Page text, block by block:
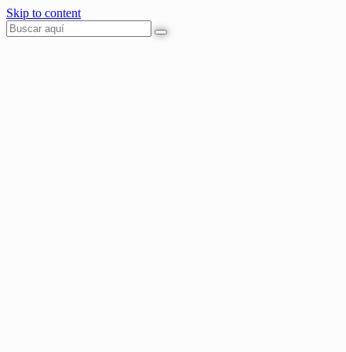
Skip to content